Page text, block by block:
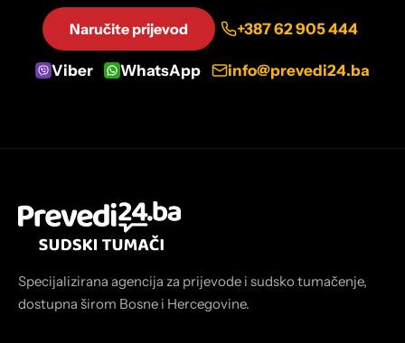
Naručite prijevod +387 62 905 444
Viber WhatsApp info@prevedi24.ba
Specijalizirana agencija za prijevode i sudsko tumačenje,
dostupna širom Bosne i Hercegovine.